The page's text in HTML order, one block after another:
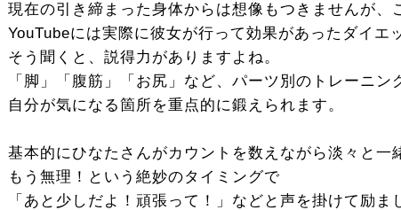
現在の引き締まった身体からは想像もつきませんが、
YouTubeには実際に彼女が行って効果があったダイエ
そう聞くと、説得力がありますよね。
「脚」「腹筋」「お尻」など、パーツ別のトレーニン
自分が気になる箇所を重点的に鍛えられます。
基本的にひなたさんがカウントを数えながら淡々と一
もう無理！という絶妙のタイミングで
「あと少しだよ！頑張って！」などと声を掛けて励ま